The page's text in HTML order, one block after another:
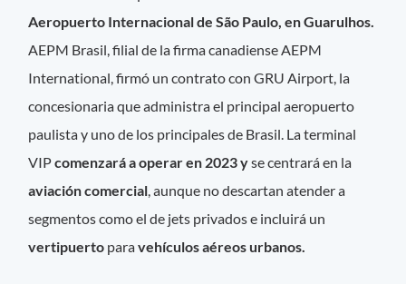
Aeropuerto Internacional de São Paulo, en Guarulhos.
AEPM Brasil, filial de la firma canadiense AEPM
International, firmó un contrato con GRU Airport, la
concesionaria que administra el principal aeropuerto
paulista y uno de los principales de Brasil. La terminal
VIPcomenzará a operar en 2023 yse centrará en la
aviación comercial , aunque no descartan atender a
segmentos como el de jets privados e incluirá un
vertipuerto paravehículos aéreos urbanos.